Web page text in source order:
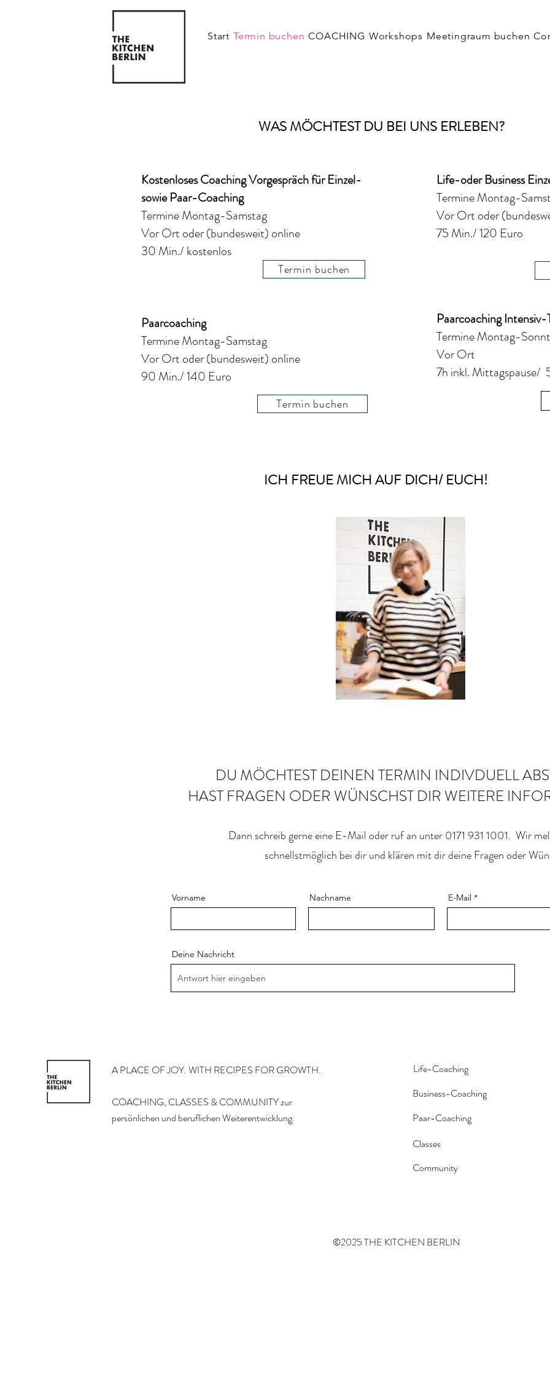
Start Termin buchen COACHING Workshops Meetingraum buchen
WAS MÖCHTEST DU BEI UNS ERLEBEN?
Kostenloses Coaching Vorgespräch für Einzel-
sowie Paar-Coaching
Termine Montag-Samstag
Vor Ort oder (bundesweit) online
30 Min./ kostenlos
Termin buchen
Paarcoaching
Termine Montag-Samstag
Vor Ort oder (bundesweit) online
90 Min./ 140 Euro
Termin buchen
Life-oder Business
Termine Montag-
Vor Ort oder
75 Min./ 120 Euro
Paarcoaching Intensiv-
Termine Montag-
Vor Ort
7h inkl. Mittagspause/
ICH FREUE MICH AUF DICH/ EUCH!
DU MÖCHTEST DEINEN TERMIN INDIVDUELL
HAST FRAGEN ODER WÜNSCHST DIR WEITERE
Dann schreib gerne eine E-Mail oder ruf an unter 0171 931 1001. Wir
schnellstmöglich bei dir und klären mit dir deine Fragen oder
Vorname Nachname E-Mail
Deine Nachricht
A PLACE OF JOY. WITH RECIPES FOR GROWTH.
COACHING, CLASSES & COMMUNITY zur
persönlichen und beruflichen Weiterentwicklung.
Life-Coaching
Business-Coaching
Paar-Coaching
Classes
Community
©2025 THE KITCHEN BERLIN